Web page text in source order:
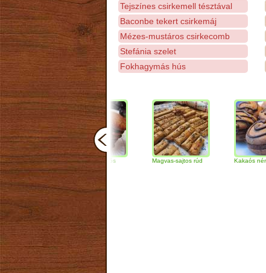
Tejszínes csirkemell tésztával
Baconbe tekert csirkemáj
Mézes-mustáros csirkecomb
Stefánia szelet
Fokhagymás hús
Csokoládés-diós
szendvics
Magvas-sajtos rúd Kakaós néró